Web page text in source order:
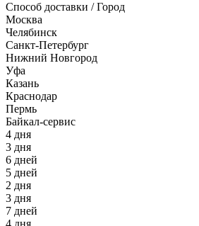
Способ доставки / Город
Москва
Челябинск
Санкт-Петербург
Нижний Новгород
Уфа
Казань
Краснодар
Пермь
Байкал-сервис
4 дня
3 дня
6 дней
5 дней
2 дня
3 дня
7 дней